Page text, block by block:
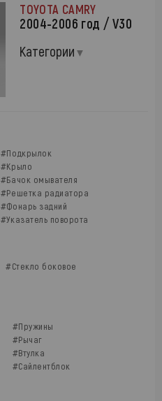
TOYOTA CAMRY
2004-2006 год / V30
Категории
#Подкрылок
#Крыло
#Бачок омывателя
#Решетка радиатора
#Фонарь задний
#Указатель поворота
#Стекло боковое
#Пружины
#Рычаг
#Втулка
#Сайлентблок